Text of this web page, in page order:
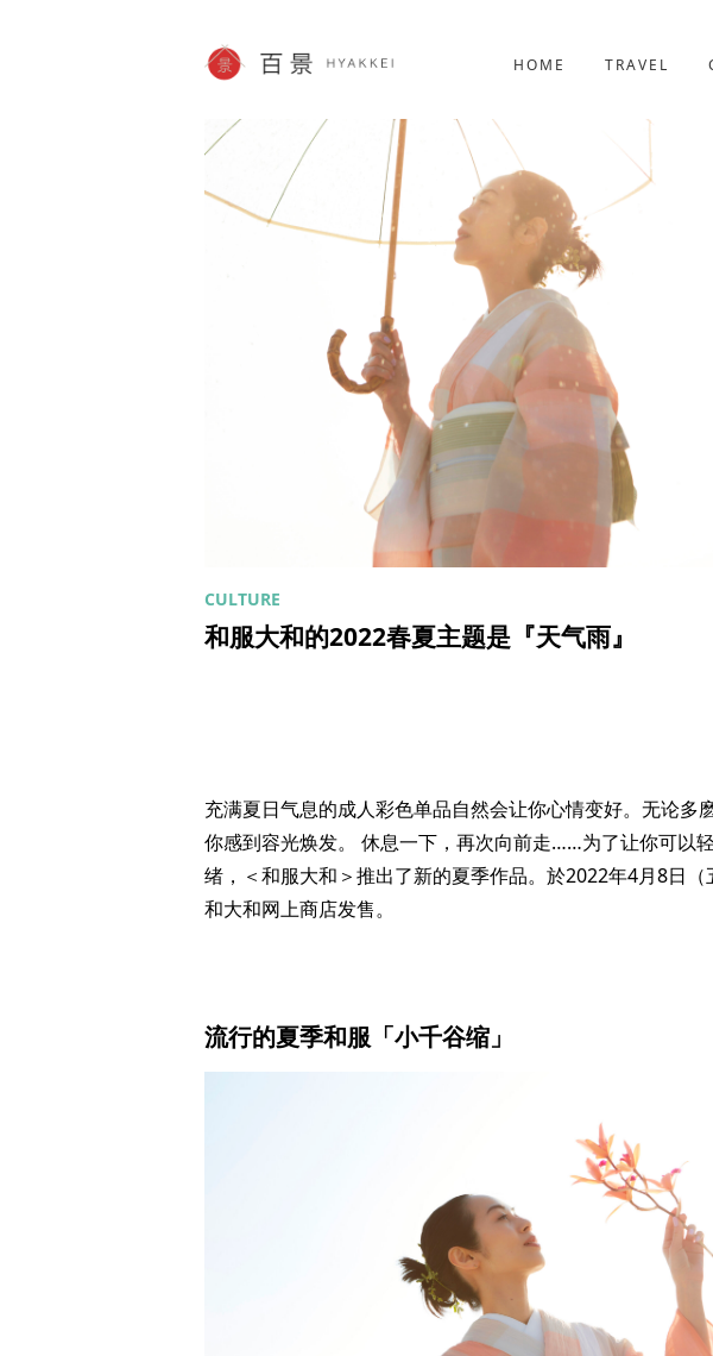
HOME TRAVEL
SHOPPING
JP info
和服大和的2022春夏主题是『天气雨』
充满夏日气息的成人彩色单品自然会让你心情变好。无论多
你感到容光焕发。 休息一下，再次向前走……为了让你可以
绪，＜和服大和＞推出了新的夏季作品。於2022年4月8日
和大和网上商店发售。
流行的夏季和服「小千谷缩」